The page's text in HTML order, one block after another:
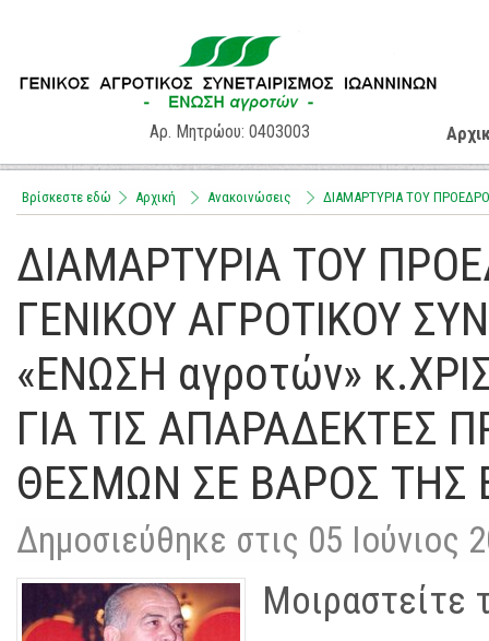
Αρ. Μητρώου: 0403003
Βρίσκεστε εδώ Αρχική Aνακοινώσεις ΔΙΑΜΑΡΤΥΡΙΑ ΤΟΥ
ΔΙΑΜΑΡΤΥΡΙΑ ΤΟΥ
ΓΕΝΙΚΟΥ ΑΓΡΟΤΙΚΟΥ
«ΕΝΩΣΗ αγροτών»
ΓΙΑ ΤΙΣ ΑΠΑΡΑΔΕΚΤΕΣ
ΘΕΣΜΩΝ ΣΕ ΒΑΡΟΣ ΤΗΣ
Δημοσιεύθηκε στις 05 Ιούνιος
Μοιραστείτε